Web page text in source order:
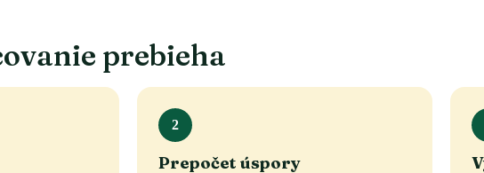
prebieha
2
Prepočet úspory